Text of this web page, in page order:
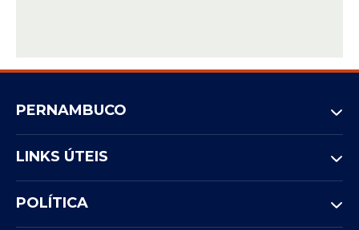
PERNAMBUCO
LINKS ÚTEIS
POLÍTICA